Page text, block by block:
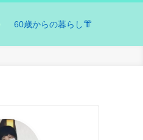
60歳からの暮らし👘